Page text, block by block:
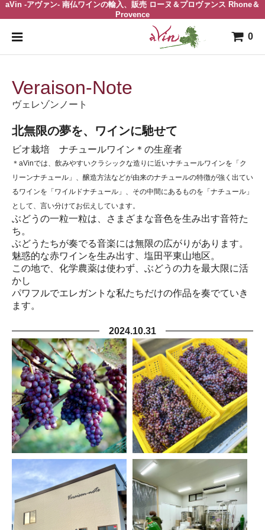
aVin -アヴァン- 南仏ワインの輸入、販売 ローヌ＆プロヴァンス Rhone＆
Provence
0
Veraison-Note
ヴェレゾンノート
北無限の夢を、ワインに馳せて
ビオ栽培 ナチュールワイン＊の生産者
＊aVinでは、飲みやすいクラシックな造りに近いナチュールワインを「ク
リーンナチュール」、醸造方法などが由来のナチュールの特徴が強く出てい
るワインを「ワイルドナチュール」、その中間にあるものを「ナチュール」
として、言い分けてお伝えしています。
ぶどうの一粒一粒は、さまざまな音色を生み出す音符た
ち。
ぶどうたちが奏でる音楽には無限の広がりがあります。
魅惑的な赤ワインを生み出す、塩田平東山地区。
この地で、化学農薬は使わず、ぶどうの力を最大限に活
かし
パワフルでエレガントな私たちだけの作品を奏でていき
ます。
2024.10.31